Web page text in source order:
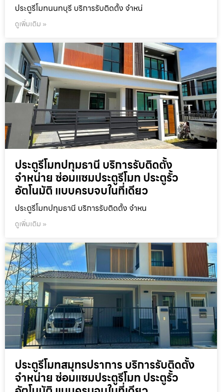
ประตูรีโมทนนทบุรี บริการรับติดตั้ง จำหน่
ดูเพิ่มเติม »
ประตูรีโมทปทุมธานี บริการรับติดตั้ง
จำหน่าย ซ่อมแซมประตูรีโมท ประตูรั้ว
อัตโนมัติ แบบครบจบในที่เดียว
ประตูรีโมทปทุมธานี บริการรับติดตั้ง จำหน
ดูเพิ่มเติม »
ประตูรีโมทสมุทรปราการ บริการรับติดตั้ง
จำหน่าย ซ่อมแซมประตูรีโมท ประตูรั้ว